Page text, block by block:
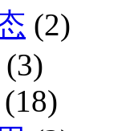
(2)
(3)
(18)